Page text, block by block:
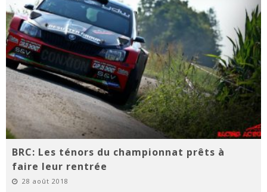
BRC: Les ténors du championnat prêts à
faire leur rentrée
28 août 2018